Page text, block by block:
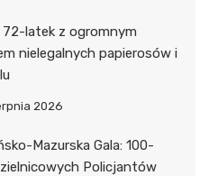
72-latek z ogromnym
nielegalnych papierosów i
2026
Mazurska Gala: 100-
Policjantów